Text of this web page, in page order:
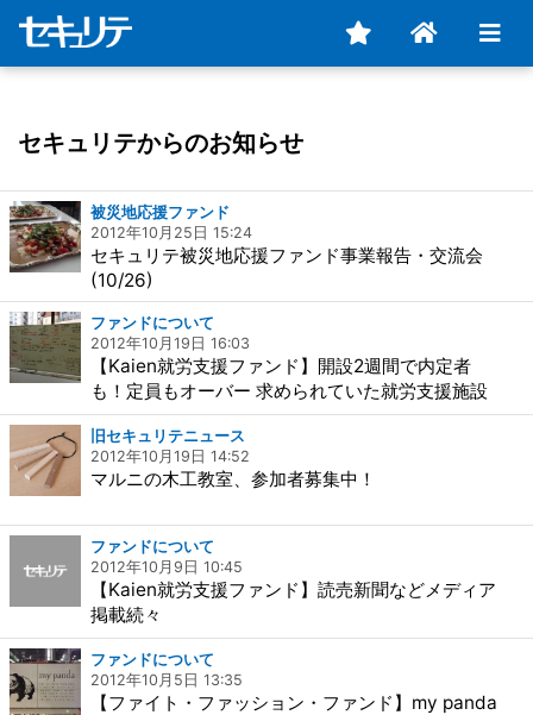
セキュリテからのお知らせ
被災地応援ファンド
2012年10月25日 15:24
セキュリテ被災地応援ファンド事業報告・交流会
(10/26)
ファンドについて
2012年10月19日 16:03
【Kaien就労支援ファンド】開設2週間で内定者
も！定員もオーバー 求められていた就労支援施設
旧セキュリテニュース
2012年10月19日 14:52
マルニの木工教室、参加者募集中！
ファンドについて
2012年10月9日 10:45
【Kaien就労支援ファンド】読売新聞などメディア
掲載続々
ファンドについて
2012年10月5日 13:35
【ファイト・ファッション・ファンド】my panda